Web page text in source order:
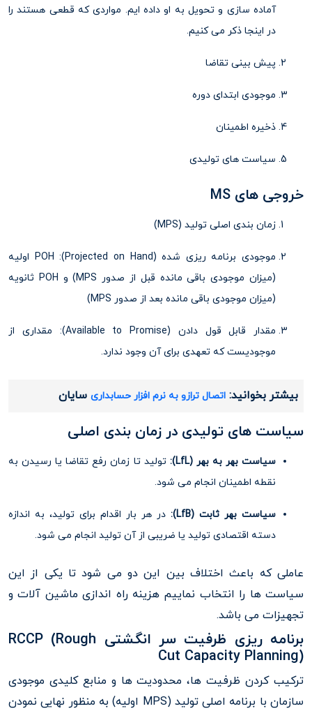
آماده سازی و تحویل به او داده ایم. مواردی که قطعی هستند را
در اینجا ذکر می کنیم.
پیش بینی تقاضا
موجودی ابتدای دوره
ذخیره اطمینان
سیاست های تولیدی
خروجی های MS
زمان بندی اصلی تولید (MPS)
موجودی برنامه ریزی شده (Projected on Hand): POH اولیه
(میزان موجودی باقی مانده قبل از صدور MPS) و POH ثانویه
(میزان موجودی باقی مانده بعد از صدور MPS)
مقدار قابل قول دادن (Available to Promise): مقداری از
موجودیست که تعهدی برای آن وجود ندارد.
بیشتر بخوانید: اتصال ترازو به نرم افزار حسابداری سایان
سیاست های تولیدی در زمان بندی اصلی
سیاست بهر به بهر (LfL):
تولید تا زمان رفع تقاضا یا رسیدن به
نقطه اطمینان انجام می شود.
سیاست بهر ثابت (LfB):
در هر بار اقدام برای تولید، به اندازه
دسته اقتصادی تولید یا ضریبی از آن تولید انجام می شود.
عاملی که باعث اختلاف بین این دو می شود تا یکی از این
سیاست ها را انتخاب نماییم هزینه راه اندازی ماشین آلات و
تجهیزات می باشد.
برنامه ریزی ظرفیت سر انگشتی RCCP (Rough
Cut Capacity Planning)
ترکیب کردن ظرفیت ها، محدودیت ها و منابع کلیدی موجودی
سازمان با برنامه اصلی تولید (MPS اولیه) به منظور نهایی نمودن